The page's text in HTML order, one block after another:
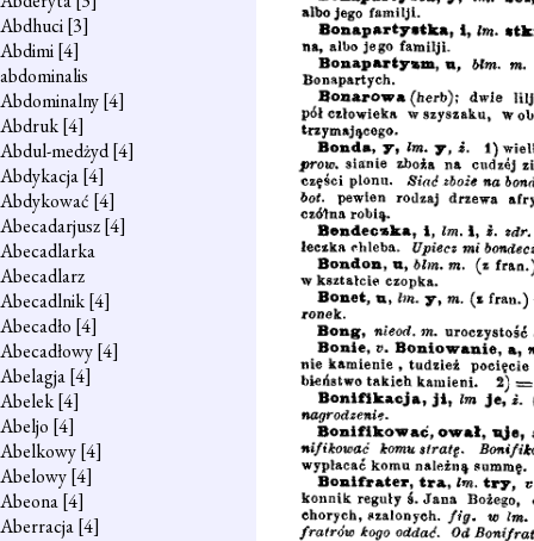
Abdhuci[3]
Abdimi[4]
abdominalis
Abdominalny[4]
Abdruk[4]
Abdul-medżyd[4]
Abdykacja[4]
Abdykować [4]
Abecadarjusz[4]
Abecadlarka
Abecadlarz
Abecadlnik[4]
Abecadło [4]
Abecadłowy[4]
Abelagja[4]
Abelek[4]
Abeljo [4]
Abelkowy[4]
Abelowy[4]
Abeona[4]
Aberracja[4]